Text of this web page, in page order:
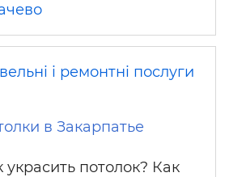
і ремонтні послуги
в Закарпатье
украсить потолок? Как